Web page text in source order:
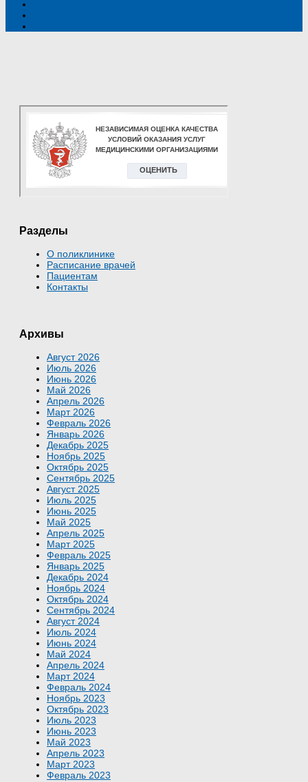
Разделы
О поликлинике
Расписание врачей
Пациентам
Контакты
Архивы
Август 2026
Июль 2026
Июнь 2026
Май 2026
Апрель 2026
Март 2026
Февраль 2026
Январь 2026
Декабрь 2025
Ноябрь 2025
Октябрь 2025
Сентябрь 2025
Август 2025
Июль 2025
Июнь 2025
Май 2025
Апрель 2025
Март 2025
Февраль 2025
Январь 2025
Декабрь 2024
Ноябрь 2024
Октябрь 2024
Сентябрь 2024
Август 2024
Июль 2024
Июнь 2024
Май 2024
Апрель 2024
Март 2024
Февраль 2024
Ноябрь 2023
Октябрь 2023
Июль 2023
Июнь 2023
Май 2023
Апрель 2023
Март 2023
Февраль 2023